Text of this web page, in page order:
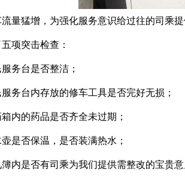
量猛增，为强化服务意识给过往的司乘
项突击检查：
务台是否整洁；
务台内存放的修车工具是否完好无损；
内的药品是否齐全未过期；
是否保温，是否装满热水；
内是否有司乘为我们提供需整改的宝贵